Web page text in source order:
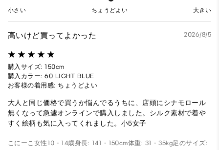
小さい ちょうどよい 大きい
高いけど買ってよかった 2026/8/5
購入サイズ: 150cm
購入カラー: 60 LIGHT BLUE
お客様の着用感: ちょうどよい
大人と同じ価格で買うか悩んでるうちに、店頭にシナモロール
無くなって急遽オンラインで購入しました。シルク素材で着や
すく絵柄も気に入ってくれました。小5女子
こにーこ 女性 10 - 14歳身長: 141 - 150cm体重: 31 - 35kg足のサイズ: